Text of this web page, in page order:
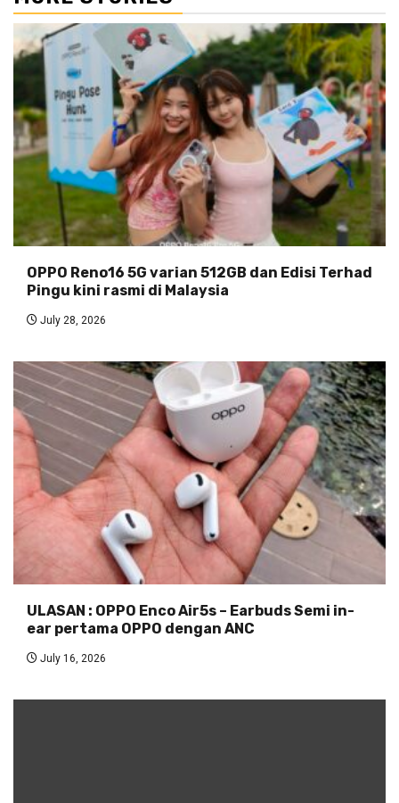
OPPO Reno16 5G varian 512GB dan Edisi Terhad
Pingu kini rasmi di Malaysia
July 28, 2026
ULASAN : OPPO Enco Air5s – Earbuds Semi in-
ear pertama OPPO dengan ANC
July 16, 2026